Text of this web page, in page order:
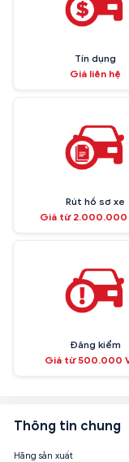
Tín dụng
Giá liên hệ
Rút hồ sơ xe
Giá từ 2.000.000
Đăng kiểm
Giá từ 500.000
Thông tin chung
Hãng sản xuất